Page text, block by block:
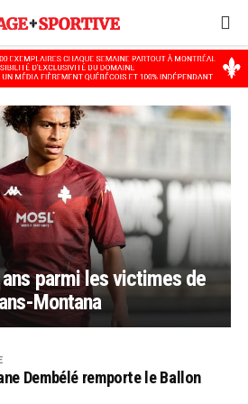
parmi les victimes de
Montana
Dembélé remporte le Ballon